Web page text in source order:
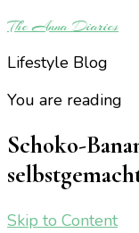
The Anna Diaries
Lifestyle Blog
You are reading
Schoko-
Skip to Content